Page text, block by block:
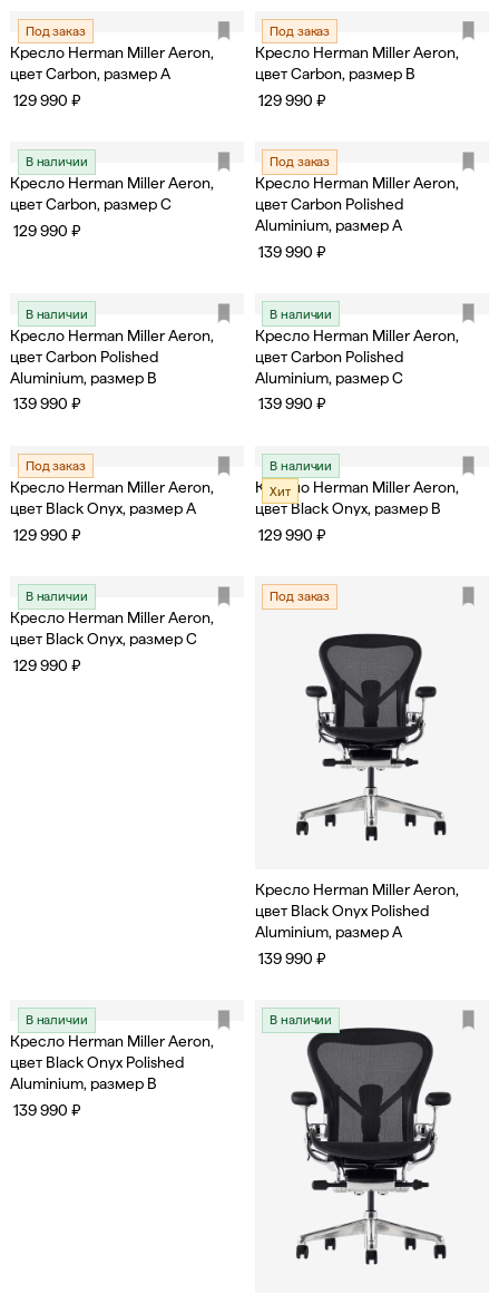
Под заказ
Кресло Herman Miller Aeron,
цвет Carbon, размер A
129 990 ₽
Под заказ
Кресло Herman Miller Aeron,
цвет Carbon, размер B
129 990 ₽
В наличии
Кресло Herman Miller Aeron,
цвет Carbon, размер C
129 990 ₽
Под заказ
Кресло Herman Miller Aeron,
цвет Carbon Polished
Aluminium, размер A
139 990 ₽
В наличии
Кресло Herman Miller Aeron,
цвет Carbon Polished
Aluminium, размер B
139 990 ₽
В наличии
Кресло Herman Miller Aeron,
цвет Carbon Polished
Aluminium, размер C
139 990 ₽
Под заказ
Кресло Herman Miller Aeron,
цвет Black Onyx, размер A
129 990 ₽
В наличии
Хит
Кресло Herman Miller Aeron,
цвет Black Onyx, размер B
129 990 ₽
В наличии
Кресло Herman Miller Aeron,
цвет Black Onyx, размер C
129 990 ₽
Под заказ
Кресло Herman Miller Aeron,
цвет Black Onyx Polished
Aluminium, размер A
139 990 ₽
В наличии
Кресло Herman Miller Aeron,
цвет Black Onyx Polished
Aluminium, размер B
139 990 ₽
В наличии